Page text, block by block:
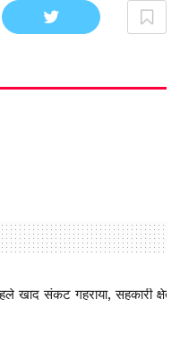
खाद संकट गहराया, सहकारी